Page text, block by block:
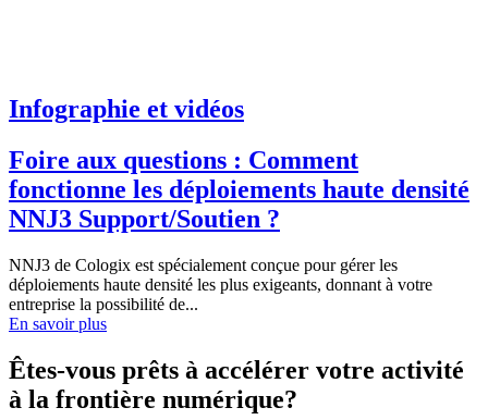
Infographie et vidéos
Foire aux questions : Comment
fonctionne les déploiements haute densité
NNJ3 Support/Soutien ?
NNJ3 de Cologix est spécialement conçue pour gérer les
déploiements haute densité les plus exigeants, donnant à votre
entreprise la possibilité de...
En savoir plus
Êtes-vous prêts à accélérer votre activité
à la frontière numérique?